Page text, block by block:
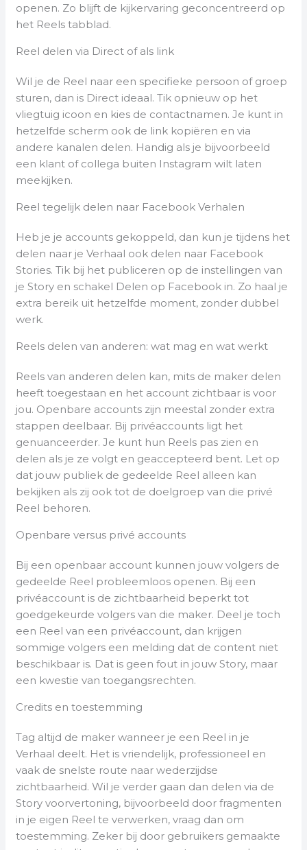
openen. Zo blijft de kijkervaring geconcentreerd op
het Reels tabblad.
Reel delen via Direct of als link
Wil je de Reel naar een specifieke persoon of groep
sturen, dan is Direct ideaal. Tik opnieuw op het
vliegtuig icoon en kies de contactnamen. Je kunt in
hetzelfde scherm ook de link kopiëren en via
andere kanalen delen. Handig als je bijvoorbeeld
een klant of collega buiten Instagram wilt laten
meekijken.
Reel tegelijk delen naar Facebook Verhalen
Heb je je accounts gekoppeld, dan kun je tijdens het
delen naar je Verhaal ook delen naar Facebook
Stories. Tik bij het publiceren op de instellingen van
je Story en schakel Delen op Facebook in. Zo haal je
extra bereik uit hetzelfde moment, zonder dubbel
werk.
Reels delen van anderen: wat mag en wat werkt
Reels van anderen delen kan, mits de maker delen
heeft toegestaan en het account zichtbaar is voor
jou. Openbare accounts zijn meestal zonder extra
stappen deelbaar. Bij privéaccounts ligt het
genuanceerder. Je kunt hun Reels pas zien en
delen als je ze volgt en geaccepteerd bent. Let op
dat jouw publiek de gedeelde Reel alleen kan
bekijken als zij ook tot de doelgroep van die privé
Reel behoren.
Openbare versus privé accounts
Bij een openbaar account kunnen jouw volgers de
gedeelde Reel probleemloos openen. Bij een
privéaccount is de zichtbaarheid beperkt tot
goedgekeurde volgers van die maker. Deel je toch
een Reel van een privéaccount, dan krijgen
sommige volgers een melding dat de content niet
beschikbaar is. Dat is geen fout in jouw Story, maar
een kwestie van toegangsrechten.
Credits en toestemming
Tag altijd de maker wanneer je een Reel in je
Verhaal deelt. Het is vriendelijk, professioneel en
vaak de snelste route naar wederzijdse
zichtbaarheid. Wil je verder gaan dan delen via de
Story voorvertoning, bijvoorbeeld door fragmenten
in je eigen Reel te verwerken, vraag dan om
toestemming. Zeker bij door gebruikers gemaakte